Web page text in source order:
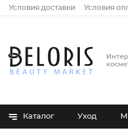
Условия доставки Условия
Каталог Уход